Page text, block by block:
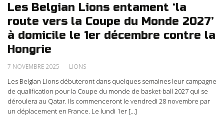
7 NOVEMBRE 2025 LIONS
Les Belgian Lions entament ‘la
route vers la Coupe du Monde 2027’
à domicile le 1er décembre contre la
Hongrie
Les Belgian Lions débuteront dans quelques semaines leur campagne
de qualification pour la Coupe du monde de basket-ball 2027 qui se
déroulera au Qatar. Ils commenceront le vendredi 28 novembre par
un déplacement en France. Le lundi 1er [...]